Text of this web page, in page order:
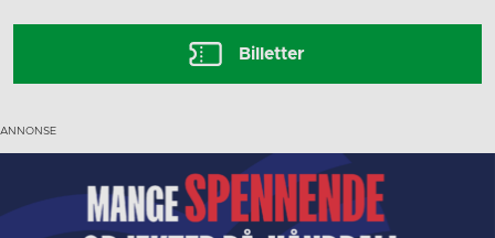
Billetter